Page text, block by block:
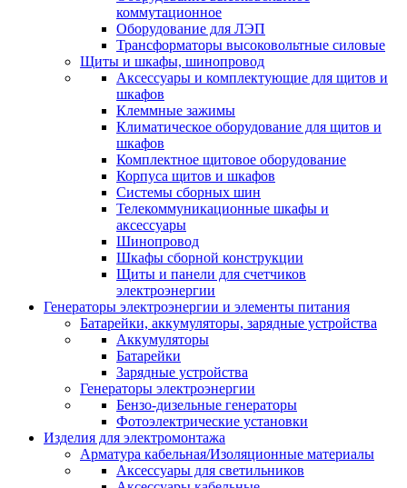
коммутационное
Оборудование для ЛЭП
Трансформаторы высоковольтные силовые
Щиты и шкафы, шинопровод
Аксессуары и комплектующие для щитов и
шкафов
Клеммные зажимы
Климатическое оборудование для щитов и
шкафов
Комплектное щитовое оборудование
Корпуса щитов и шкафов
Системы сборных шин
Телекоммуникационные шкафы и
аксессуары
Шинопровод
Шкафы сборной конструкции
Щиты и панели для счетчиков
электроэнергии
Генераторы электроэнергии и элементы питания
Батарейки, аккумуляторы, зарядные устройства
Аккумуляторы
Батарейки
Зарядные устройства
Генераторы электроэнергии
Бензо-дизельные генераторы
Фотоэлектрические установки
Изделия для электромонтажа
Арматура кабельная/Изоляционные материалы
Аксессуары для светильников